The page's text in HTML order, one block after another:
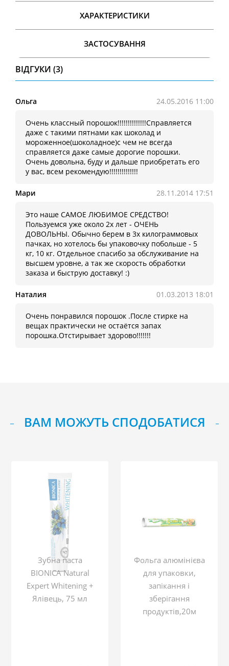
ХАРАКТЕРИСТИКИ
ЗАСТОСУВАННЯ
ВІДГУКИ (3)
Ольга 24.05.2016 11:00
Очень классный порошок!!!!!!!!!!!!!!Справляется
даже с такими пятнами как шоколад и
мороженное(шоколадное)с чем не всегда
справляется даже самые дорогие порошки.
Очень довольна, буду и дальше приобретать его
у вас, всем рекомендую!!!!!!!!!!!!!!
Мари 28.11.2014 17:51
Это наше САМОЕ ЛЮБИМОЕ СРЕДСТВО!
Пользуемся уже около 2х лет - ОЧЕНЬ
ДОВОЛЬНЫ. Обычно берем в 3х килограммовых
пачках, но хотелось бы упаковочку побольше - 5
кг, 10 кг. Отдельное спасибо за обслуживание на
высшем уровне, а так же скорость обработки
заказа и быструю доставку! :)
Наталия 01.03.2013 18:01
Очень понравился порошок .После стирке на
вещах практически не остаётся запах
порошка.Отстирывает здорово!!!!!!!
ВАМ МОЖУТЬ СПОДОБАТИСЯ
Зубна паста
BIONICA Natural
Expert Whitening +
Ялівець, 75 мл
Фольга алюмінієва
для упаковки,
запікання і
зберігання
продуктів,20м